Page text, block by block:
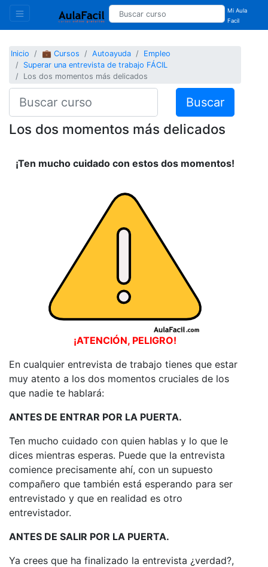
Mi Aula
Facil
Inicio 💼 Cursos Autoayuda
Empleo
Superar una entrevista de trabajo FÁCIL
Los dos momentos más delicados
Buscar
Los dos momentos más delicados
¡Ten mucho cuidado con estos dos momentos!
¡ATENCIÓN, PELIGRO!
En cualquier entrevista de trabajo tienes que estar
muy atento a los dos momentos cruciales de los
que nadie te hablará:
ANTES DE ENTRAR POR LA PUERTA.
Ten mucho cuidado con quien hablas y lo que le
dices mientras esperas. Puede que la entrevista
comience precisamente ahí, con un supuesto
compañero que también está esperando para ser
entrevistado y que en realidad es otro
entrevistador.
ANTES DE SALIR POR LA PUERTA.
Ya crees que ha finalizado la entrevista ¿verdad?,